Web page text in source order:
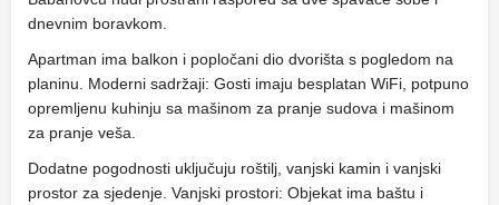
dnevnim boravkom.
Apartman ima balkon i popločani dio dvorišta s pogledom na
planinu. Moderni sadržaji: Gosti imaju besplatan WiFi, potpuno
opremljenu kuhinju sa mašinom za pranje sudova i mašinom
za pranje veša.
Dodatne pogodnosti uključuju roštilj, vanjski kamin i vanjski
prostor za sjedenje. Vanjski prostori: Objekat ima baštu i